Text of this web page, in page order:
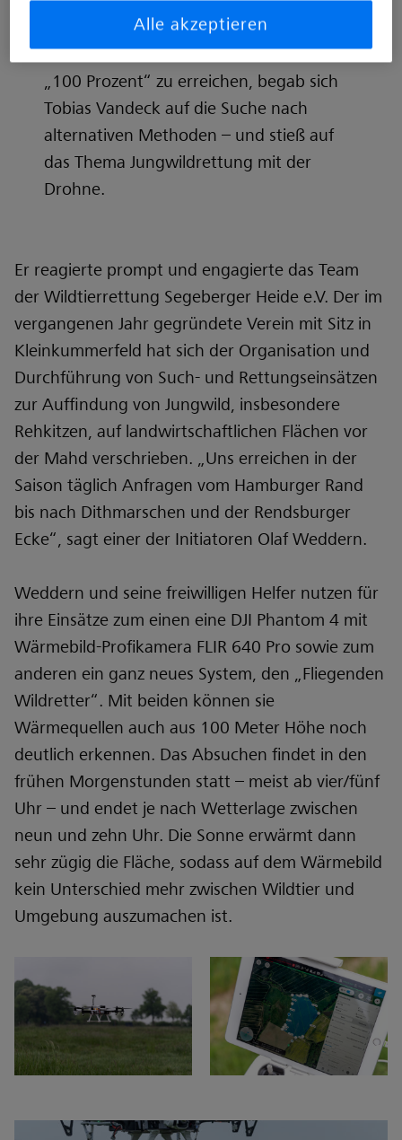
setzen die Ricken ihre Kitze meist genau
in die zu mähenden Flächen. Mit dem Ziel
„100 Prozent“ zu erreichen, begab sich
Tobias Vandeck auf die Suche nach
alternativen Methoden – und stieß auf
das Thema Jungwildrettung mit der
Drohne.
Er reagierte prompt und engagierte das Team
der Wildtierrettung Segeberger Heide e.V. Der im
vergangenen Jahr gegründete Verein mit Sitz in
Kleinkummerfeld hat sich der Organisation und
Durchführung von Such- und Rettungseinsätzen
zur Auffindung von Jungwild, insbesondere
Rehkitzen, auf landwirtschaftlichen Flächen vor
der Mahd verschrieben. „Uns erreichen in der
Saison täglich Anfragen vom Hamburger Rand
bis nach Dithmarschen und der Rendsburger
Ecke“, sagt einer der Initiatoren Olaf Weddern.
Weddern und seine freiwilligen Helfer nutzen für
ihre Einsätze zum einen eine DJI Phantom 4 mit
Wärmebild-Profikamera FLIR 640 Pro sowie zum
anderen ein ganz neues System, den „Fliegenden
Wildretter“. Mit beiden können sie
Wärmequellen auch aus 100 Meter Höhe noch
deutlich erkennen. Das Absuchen findet in den
frühen Morgenstunden statt – meist ab vier/fünf
Uhr – und endet je nach Wetterlage zwischen
neun und zehn Uhr. Die Sonne erwärmt dann
sehr zügig die Fläche, sodass auf dem Wärmebild
kein Unterschied mehr zwischen Wildtier und
Umgebung auszumachen ist.
Alle akzeptieren